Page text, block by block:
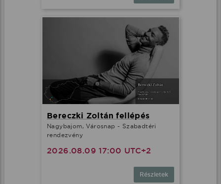
Bereczki Zoltán fellépés
Nagybajom, Városnap - Szabadtéri
rendezvény
2026.08.09 17:00 UTC+2
Részletek